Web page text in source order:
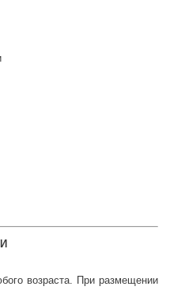
возраста. При размещении